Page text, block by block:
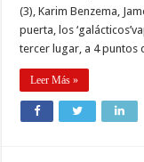
(3), Karim Benzema,
puerta, los
tercer lugar, a 4 puntos
Leer Más »